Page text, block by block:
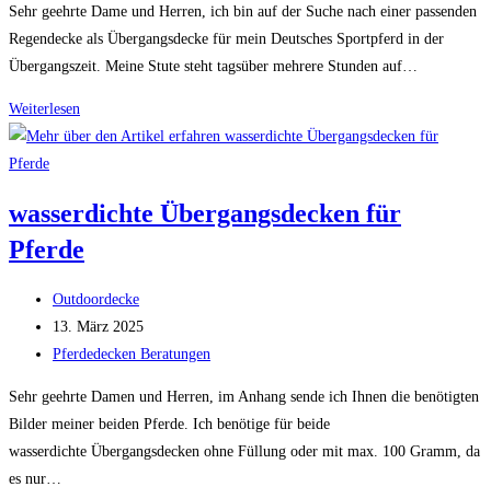
Sehr geehrte Dame und Herren, ich bin auf der Suche nach einer passenden
Regendecke als Übergangsdecke für mein Deutsches Sportpferd in der
Übergangszeit. Meine Stute steht tagsüber mehrere Stunden auf…
Weiterlesen
für
wasserdichte Übergangsdecken für
Pferde
Beitrags-
Autor:
Outdoordecke
Beitrag
veröffentlicht:
13. März 2025
Beitrags-
Pferdedecken Beratungen
Sehr geehrte Damen und Herren, im Anhang sende ich Ihnen die benötigten
Bilder meiner beiden Pferde. Ich benötige für beide
wasserdichte Übergangsdecken ohne Füllung oder mit max. 100 Gramm, da
es nur…